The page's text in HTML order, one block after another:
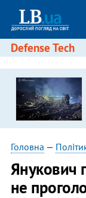
Defense Tech
Головна —
Янукович
не